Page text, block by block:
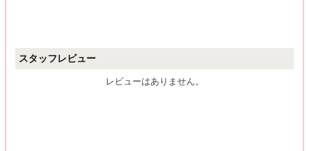
スタッフレビュー
レビューはありません。